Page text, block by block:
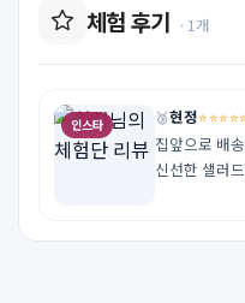
체험 후기 · 1개
인스타 🥉현정
집앞으로 배
신선한 샐러
https://